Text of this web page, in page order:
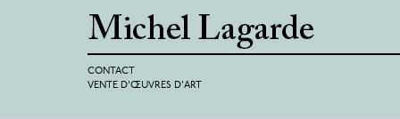
CONTACT
VENTE D'ŒUVRES D'ART